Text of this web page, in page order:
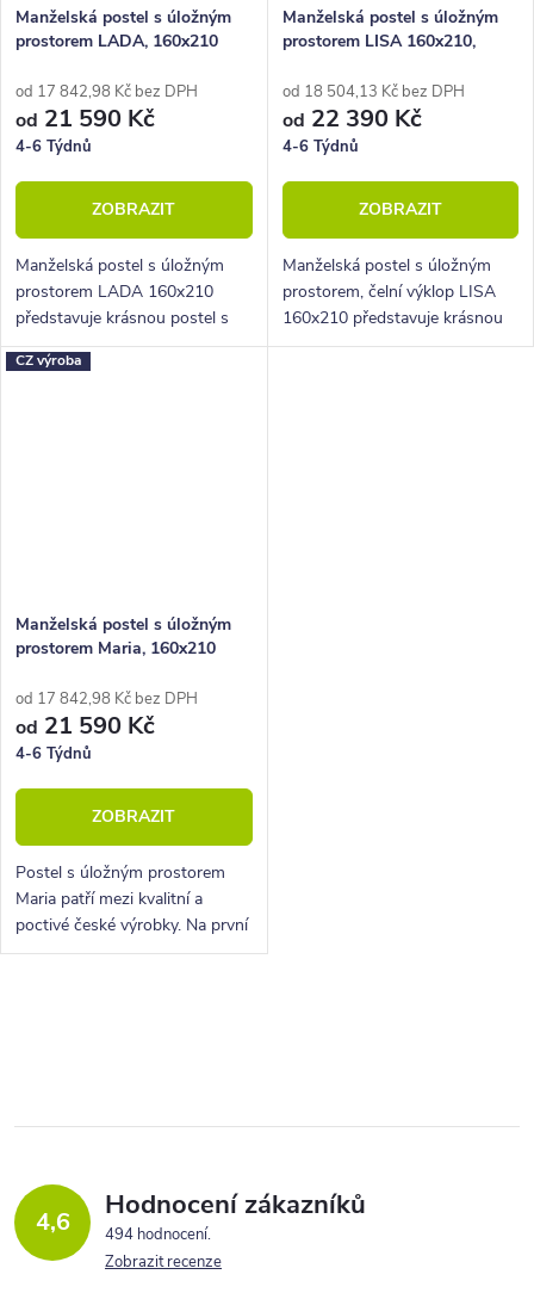
Manželská postel s úložným
prostorem LADA, 160x210
od 17 842,98 Kč bez DPH
od 21 590 Kč
4-6 Týdnů
ZOBRAZIT
Manželská postel s úložným
prostorem LADA 160x210
představuje krásnou postel s
možnosti různého barevného
provedení.
Manželská postel s úložným
prostorem LISA 160x210,
od 18 504,13 Kč bez DPH
od 22 390 Kč
4-6 Týdnů
ZOBRAZIT
Manželská postel s úložným
prostorem, čelní výklop LISA
160x210 představuje krásnou
postel s polohováním lůžka.
CZ výroba
Manželská postel s úložným
prostorem Maria, 160x210
od 17 842,98 Kč bez DPH
od 21 590 Kč
4-6 Týdnů
ZOBRAZIT
Postel s úložným prostorem
Maria patří mezi kvalitní a
poctivé české výrobky. Na první
pohled zaujme lehkým a
á
a
c 4,6 Hodnocení zákazníků
494 hodnocení
Zobrazit recenze